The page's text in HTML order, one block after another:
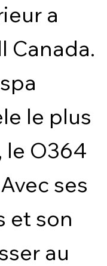
a
Canada.
le plus
le O364
ses
et son
au